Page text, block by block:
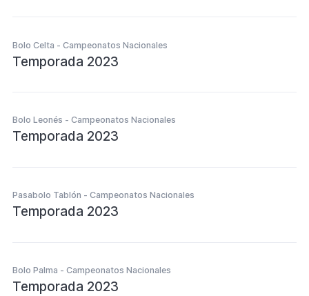
Bolo Celta - Campeonatos Nacionales
Temporada 2023
Bolo Leonés - Campeonatos Nacionales
Temporada 2023
Pasabolo Tablón - Campeonatos Nacionales
Temporada 2023
Bolo Palma - Campeonatos Nacionales
Temporada 2023